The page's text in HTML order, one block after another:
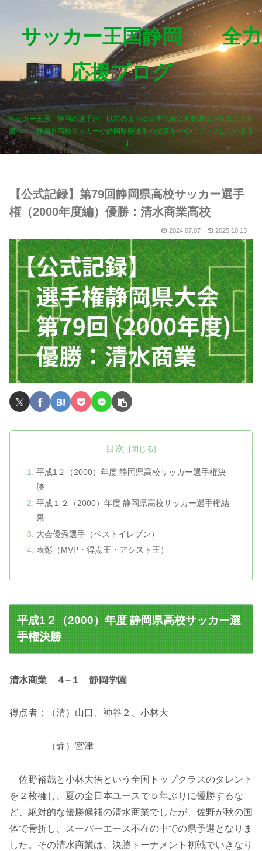
サッカー王国静岡 全力
応援ブログ
サッカー王国・静岡の選手が、以前のように日本代表に多数選出されることを
願って、静岡県高校サッカーや静岡県勢選手の記事を中心にアップしていきま
す。
【公式記録】第79回静岡県高校サッカー選手
権（2000年度編）優勝：清水商業高校
2024.07.07 2025.10.13
目次
平成1２（2000）年度 静岡県高校サッカー選手権決
勝
平成１２（2000）年度 静岡県高校サッカー選手権結
果
大会優秀選手（ベストイレブン）
表彰（MVP・得点王・アシスト王）
平成1２（2000）年度 静岡県高校サッカー選
手権決勝
清水商業 ４−１ 静岡学園
得点者：（清）山口、神谷２、小林大
（静）宮津
佐野裕哉と小林大悟という全国トップクラスのタレント
を２枚擁し、夏の全日本ユースで５年ぶりに優勝するな
ど、絶対的な優勝候補の清水商業でしたが、佐野が秋の国
体で骨折し、スーパーエース不在の中での県予選となりま
した。その清水商業は、決勝トーナメント初戦でいきなり